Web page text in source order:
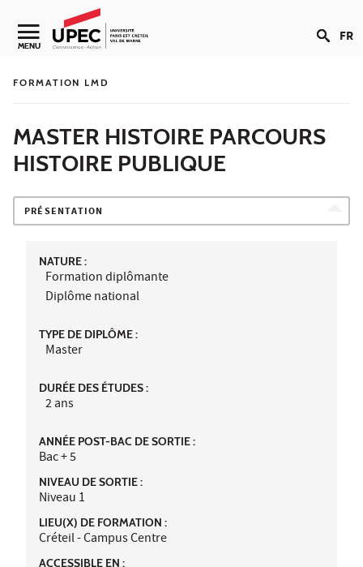
Aller au contenu
Navigation secondaire
MENU FR
FORMATION LMD
MASTER HISTOIRE PARCOURS
HISTOIRE PUBLIQUE
PRÉSENTATION
NATURE :
Formation diplômante
Diplôme national
TYPE DE DIPLÔME :
Master
DURÉE DES ÉTUDES :
2 ans
ANNÉE POST-BAC DE SORTIE :
Bac + 5
NIVEAU DE SORTIE :
Niveau 1
LIEU(X) DE FORMATION :
Créteil - Campus Centre
ACCESSIBLE EN :